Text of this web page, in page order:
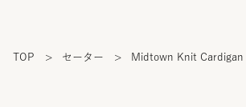
TOP > セーター > Midtown Knit Cardigan